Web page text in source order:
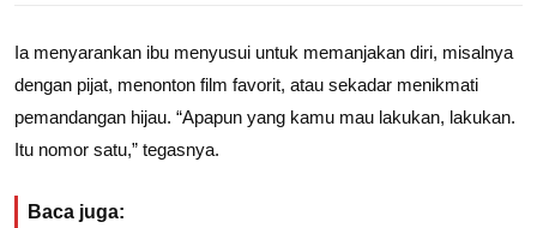
Ia menyarankan ibu menyusui untuk memanjakan diri, misalnya
dengan pijat, menonton film favorit, atau sekadar menikmati
pemandangan hijau. “Apapun yang kamu mau lakukan, lakukan.
Itu nomor satu,” tegasnya.
Baca juga: